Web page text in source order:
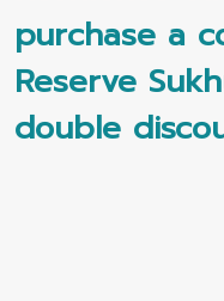
purchase a
Reserve
double